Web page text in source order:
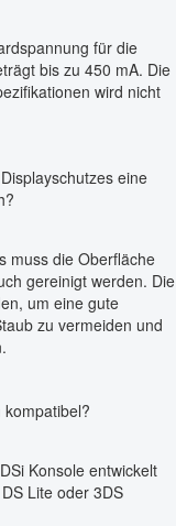
für die
bis zu 450 mA. Die
wird nicht
eine
muss die Oberfläche
gereinigt werden. Die
um eine gute
zu vermeiden und
Konsole entwickelt
Lite oder 3DS